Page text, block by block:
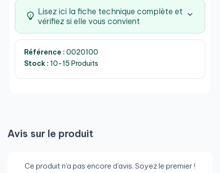
: Compatible avec les appareils
DisplayPort (ordinateurs, portables) et les
Exigences d’alimentation
d’alimentation externe
Certifications: Conforme aux normes CE et
Lisez ici la fiche technique complète et
vérifiez si elle vous convient
Référence : 0020100
Stock : 10-15 Produits
Avis sur le produit
Ce produit n’a pas encore d’avis. Soyez le premier !